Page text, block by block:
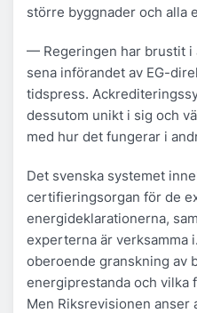
större byggnader och alla
— Regeringen har brustit i
sena införandet av EG-
tidspress.
dessutom unikt i sig och
med hur det fungerar i
Det svenska systemet
certifieringsorgan för de
energideklarationerna,
experterna är verksamma
oberoende granskning av
energiprestanda och vilka
Men Riksrevisionen anser